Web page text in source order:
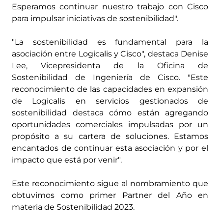
Esperamos continuar nuestro trabajo con Cisco
para impulsar iniciativas de sostenibilidad".
"La sostenibilidad es fundamental para la
asociación entre Logicalis y Cisco", destaca Denise
Lee, Vicepresidenta de la Oficina de
Sostenibilidad de Ingeniería de Cisco. "Este
reconocimiento de las capacidades en expansión
de Logicalis en servicios gestionados de
sostenibilidad destaca cómo están agregando
oportunidades comerciales impulsadas por un
propósito a su cartera de soluciones. Estamos
encantados de continuar esta asociación y por el
impacto que está por venir".
Este reconocimiento sigue al nombramiento que
obtuvimos como primer Partner del Año en
materia de Sostenibilidad 2023.